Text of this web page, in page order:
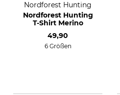
Nordforest Hunting
Nordforest Hunting
T-Shirt Merino
49,90
6 Größen